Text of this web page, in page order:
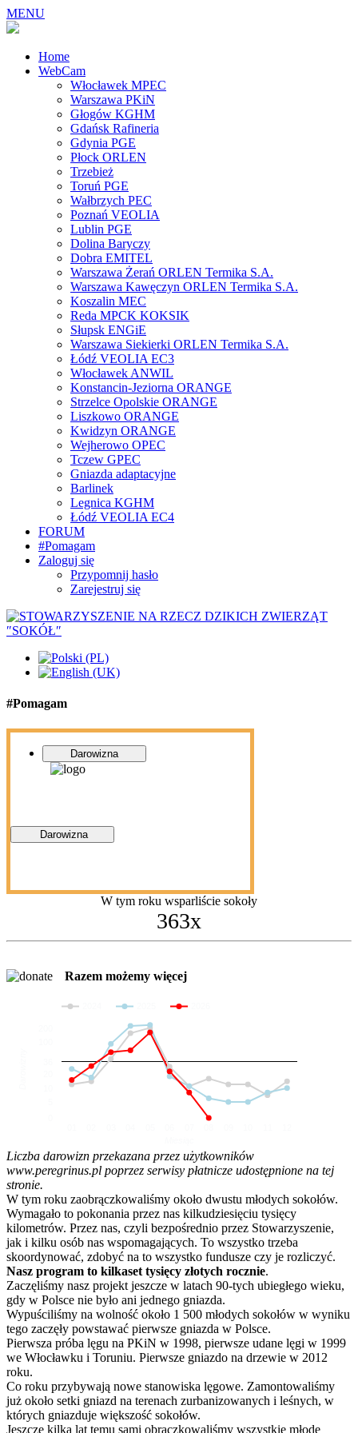
MENU
Home
WebCam
Włocławek MPEC
Warszawa PKiN
Głogów KGHM
Gdańsk Rafineria
Gdynia PGE
Płock ORLEN
Trzebież
Toruń PGE
Wałbrzych PEC
Poznań VEOLIA
Lublin PGE
Dolina Baryczy
Dobra EMITEL
Warszawa Żerań ORLEN Termika S.A.
Warszawa Kawęczyn ORLEN Termika S.A.
Koszalin MEC
Reda MPCK KOKSIK
Słupsk ENGiE
Warszawa Siekierki ORLEN Termika S.A.
Łódź VEOLIA EC3
Włocławek ANWIL
Konstancin-Jeziorna ORANGE
Strzelce Opolskie ORANGE
Liszkowo ORANGE
Kwidzyn ORANGE
Wejherowo OPEC
Tczew GPEC
Gniazda adaptacyjne
Barlinek
Legnica KGHM
Łódź VEOLIA EC4
FORUM
#Pomagam
Zaloguj się
Przypomnij hasło
Zarejestruj się
#Pomagam
Darowizna
Darowizna
W tym roku wsparliście sokoły
363x
Razem możemy więcej
Liczba darowizn przekazana przez użytkowników
www.peregrinus.pl poprzez serwisy płatnicze udostępnione na tej
stronie.
W tym roku zaobrączkowaliśmy około dwustu młodych sokołów.
Wymagało to pokonania przez nas kilkudziesięciu tysięcy
kilometrów. Przez nas, czyli bezpośrednio przez Stowarzyszenie,
jak i kilku osób nas wspomagających. To wszystko trzeba
skoordynować, zdobyć na to wszystko fundusze czy je rozliczyć.
Nasz program to kilkaset tysięcy złotych rocznie.
Zaczęliśmy nasz projekt jeszcze w latach 90-tych ubiegłego wieku,
gdy w Polsce nie było ani jednego gniazda.
Wypuściliśmy na wolność około 1 500 młodych sokołów w wyniku
tego zaczęły powstawać pierwsze gniazda w Polsce.
Pierwsza próba lęgu na PKiN w 1998, pierwsze udane lęgi w 1999
we Włocławku i Toruniu. Pierwsze gniazdo na drzewie w 2012
roku.
Co roku przybywają nowe stanowiska lęgowe. Zamontowaliśmy
już około setki gniazd na terenach zurbanizowanych i leśnych, w
których gniazduje większość sokołów.
Jeszcze kilka lat temu sami obrączkowaliśmy wszystkie młode